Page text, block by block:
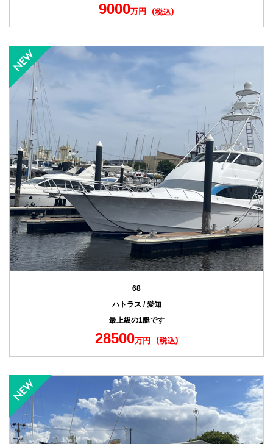
9000万円
68
ハトラス / 愛知
最上級の1艇です
28500万円